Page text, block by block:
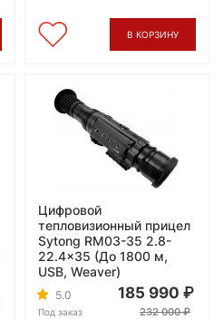
В КОРЗИНУ
Цифровой
тепловизионный прицел
Sytong RM03-35 2.8-
22.4x35 (До 1800 м,
USB, Weaver)
5.0
Под заказ
185 990
232 000